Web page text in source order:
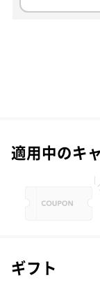
適用中のキ
ギフト